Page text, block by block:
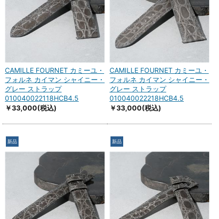
CAMILLE FOURNET カミーユ・
フォルネ カイマン シャイニー・
グレー ストラップ
010040022118HCB4.5
￥33,000(税込)
CAMILLE FOURNET カミーユ・
フォルネ カイマン シャイニー・
グレー ストラップ
010040022218HCB4.5
￥33,000(税込)
新品 新品